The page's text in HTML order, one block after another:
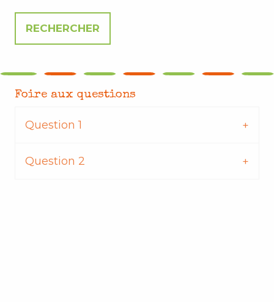
Foire aux questions
Question 1
Question 2